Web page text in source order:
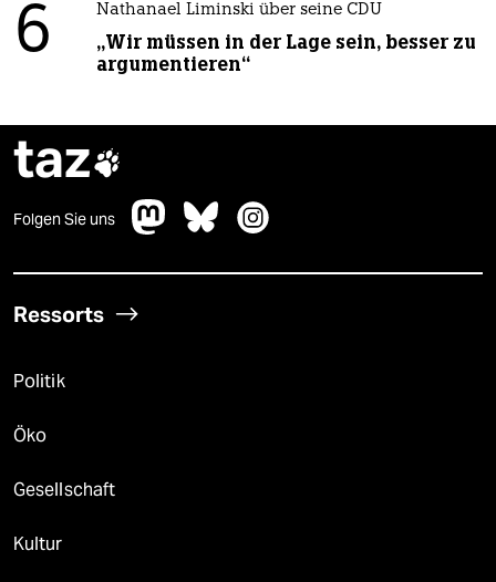
6 Nathanael Liminski über seine CDU
„Wir müssen in der Lage sein, besser zu
argumentieren“
taz
Folgen Sie uns
Ressorts
Politik
Öko
Gesellschaft
Kultur